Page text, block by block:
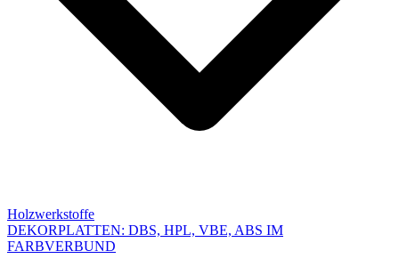
Holzwerkstoffe
DEKORPLATTEN: DBS, HPL, VBE, ABS IM
FARBVERBUND